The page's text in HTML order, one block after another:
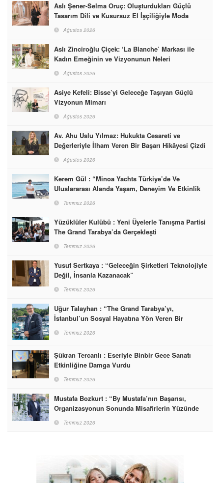
Aslı Şener-Selma Oruç: Oluşturdukları Güçlü
Tasarım Dili ve Kusursuz El İşçiliğiyle Moda
Dünyasına İmzalarını Attılar
Ağustos 2026
Aslı Zinciroğlu Çiçek: ‘La Blanche’ Markası ile
Kadın Emeğinin ve Vizyonunun Neleri
Başarabileceğinin En Güzel Örneğini Sunuyor
Ağustos 2026
Asiye Kefeli: Bisse’yi Geleceğe Taşıyan Güçlü
Vizyonun Mimarı
Ağustos 2026
Av. Ahu Uslu Yılmaz: Hukukta Cesareti ve
Değerleriyle İlham Veren Bir Başarı Hikâyesi Çizdi
Ağustos 2026
Kerem Gül : “Minoa Yachts Türkiye’de Ve
Uluslararası Alanda Yaşam, Deneyim Ve Etkinlik
Markası Olacak”
Temmuz 2026
Yüzüklüler Kulübü : Yeni Üyelerle Tanışma Partisi
The Grand Tarabya’da Gerçekleşti
Temmuz 2026
Yusuf Sertkaya : “Geleceğin Şirketleri Teknolojiyle
Değil, İnsanla Kazanacak”
Temmuz 2026
Uğur Talayhan : “The Grand Tarabya’yı,
İstanbul’un Sosyal Hayatına Yön Veren Bir
Destinasyon Haline Getirmeyi Hedefliyorum”
Temmuz 2026
Şükran Tercanlı : Eseriyle Binbir Gece Sanatı
Etkinliğine Damga Vurdu
Temmuz 2026
Mustafa Bozkurt : “By Mustafa’nın Başarısı,
Organizasyonun Sonunda Misafirlerin Yüzünde
Gördüğümüz Mutluluktur”
Temmuz 2026